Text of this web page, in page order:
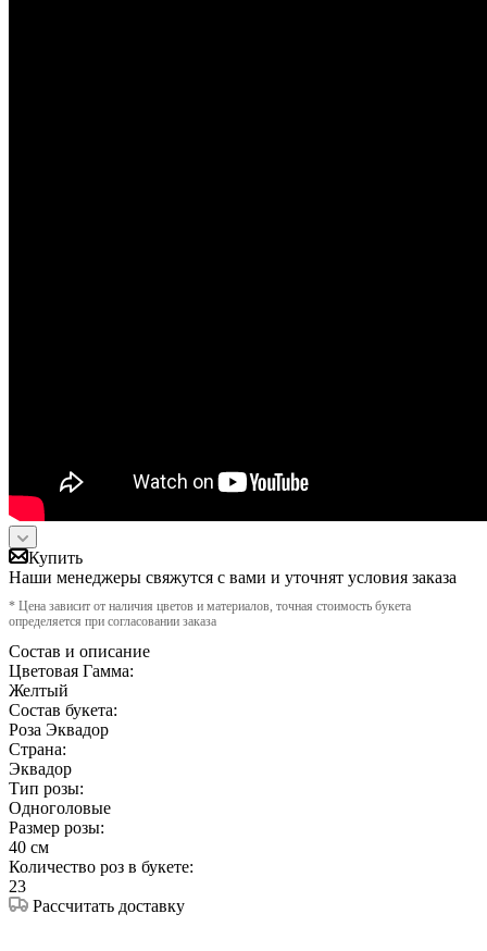
Купить
Наши менеджеры свяжутся с вами и уточнят условия заказа
* Цена зависит от наличия цветов и материалов, точная стоимость букета
определяется при согласовании заказа
Состав и описание
Цветовая Гамма:
Желтый
Состав букета:
Роза Эквадор
Страна:
Эквадор
Тип розы:
Одноголовые
Размер розы:
40 см
Количество роз в букете:
23
Рассчитать доставку